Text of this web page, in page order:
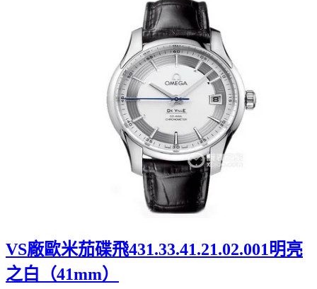
VS廠歐米茄碟飛431.33.41.21.02.001明亮
之白（41mm）